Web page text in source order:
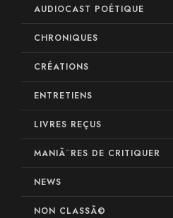
AUDIOCAST POÉTIQUE
CHRONIQUES
CRÉATIONS
ENTRETIENS
LIVRES REÇUS
MANIÃ¨RES DE CRITIQUER
NEWS
NON CLASSÃ©